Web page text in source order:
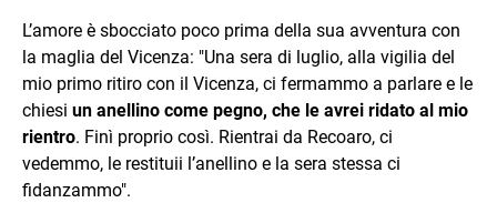
L’amore è sbocciato poco prima della sua avventura con
la maglia del Vicenza: "Una sera di luglio, alla vigilia del
mio primo ritiro con il Vicenza, ci fermammo a parlare e le
chiesi un anellino come pegno, che le avrei ridato al mio
rientro. Finì proprio così. Rientrai da Recoaro, ci
vedemmo, le restituii l’anellino e la sera stessa ci
fidanzammo".